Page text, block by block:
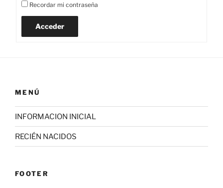
Recordar mi contraseña
Acceder
MENÚ
INFORMACION INICIAL
RECIÉN NACIDOS
FOOTER